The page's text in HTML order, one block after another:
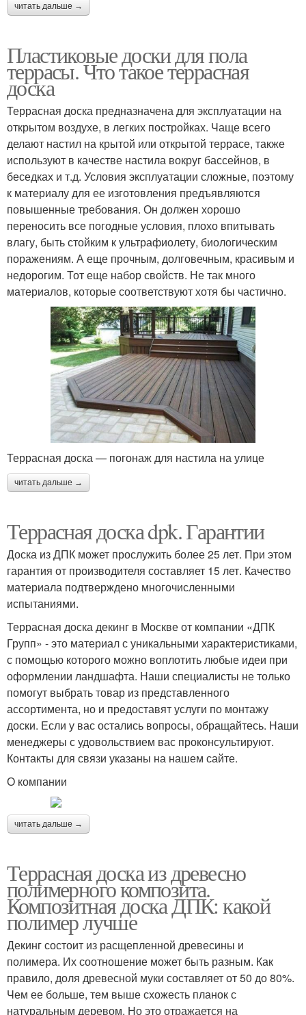
читать дальше →
Пластиковые доски для пола
террасы. Что такое террасная
доска
Террасная доска предназначена для эксплуатации на
открытом воздухе, в легких постройках. Чаще всего
делают настил на крытой или открытой террасе, также
используют в качестве настила вокруг бассейнов, в
беседках и т.д. Условия эксплуатации сложные, поэтому
к материалу для ее изготовления предъявляются
повышенные требования. Он должен хорошо
переносить все погодные условия, плохо впитывать
влагу, быть стойким к ультрафиолету, биологическим
поражениям. А еще прочным, долговечным, красивым и
недорогим. Тот еще набор свойств. Не так много
материалов, которые соответствуют хотя бы частично.
Террасная доска — погонаж для настила на улице
читать дальше →
Террасная доска dpk. Гарантии
Доска из ДПК может прослужить более 25 лет. При этом
гарантия от производителя составляет 15 лет. Качество
материала подтверждено многочисленными
испытаниями.
Террасная доска декинг в Москве от компании «ДПК
Групп» - это материал с уникальными характеристиками,
с помощью которого можно воплотить любые идеи при
оформлении ландшафта. Наши специалисты не только
помогут выбрать товар из представленного
ассортимента, но и предоставят услуги по монтажу
доски. Если у вас остались вопросы, обращайтесь. Наши
менеджеры с удовольствием вас проконсультируют.
Контакты для связи указаны на нашем сайте.
О компании
читать дальше →
Террасная доска из древесно
полимерного композита.
Композитная доска ДПК: какой
полимер лучше
Декинг состоит из расщепленной древесины и
полимера. Их соотношение может быть разным. Как
правило, доля древесной муки составляет от 50 до 80%.
Чем ее больше, тем выше схожесть планок с
натуральным деревом. Но это отражается на